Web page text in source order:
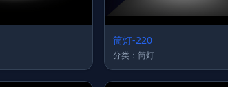
筒灯-220
分类：筒灯